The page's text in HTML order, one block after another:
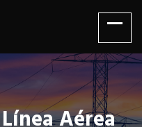
Aérea